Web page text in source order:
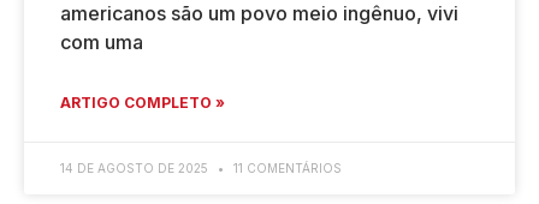
americanos são um povo meio ingênuo, vivi
com uma
ARTIGO COMPLETO »
14 DE AGOSTO DE 2025 11 COMENTÁRIOS